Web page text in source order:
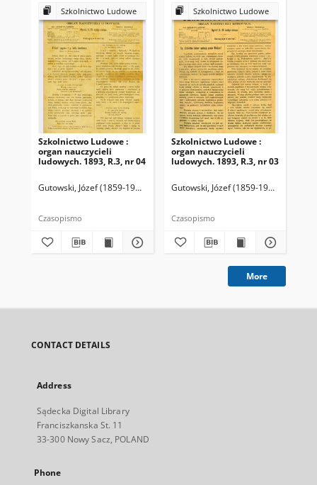
Szkolnictwo Ludowe
Szkolnictwo Ludowe :
organ nauczycieli
ludowych. 1893, R.3, nr 04
Gutowski, Józef (1859-1916). Redaktor
Czasopismo
Szkolnictwo Ludowe
Szkolnictwo Ludowe :
organ nauczycieli
ludowych. 1893, R.3, nr 03
Gutowski, Józef (1859-1916).
Czasopismo
More
CONTACT DETAILS
Address
Sądecka Digital Library
Franciszkanska St. 11
33-300 Nowy Sacz, POLAND
Phone